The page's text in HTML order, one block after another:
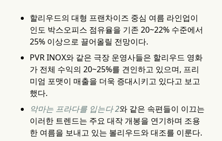
할리우드의 대형 프랜차이즈 중심 여름 라인업이
인도 박스오피스 점유율을 기존 20~22% 수준에서
25% 이상으로 끌어올릴 전망이다.
PVR INOX와 같은 극장 운영사들은 할리우드 영화
가 전체 수익의 20~25%를 견인하고 있으며, 프리
미엄 포맷이 매출을 더욱 증대시키고 있다고 보고
했다.
악마는 프라다를 입는다 2와 같은 속편들이 이끄는
이러한 트렌드는 주요 대작 개봉을 연기하며 조용
한 여름을 보내고 있는 볼리우드와 대조를 이룬다.